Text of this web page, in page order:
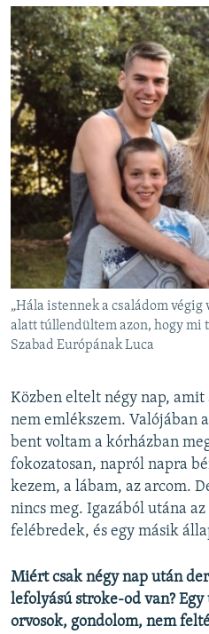
„Hála istennek a családom
alatt túllendültem azon, hogy mi
Szabad Európának Luca
Közben eltelt négy nap,
nem emlékszem. Valójában
bent voltam a kórházban
fokozatosan, napról napra
kezem, a lábam, az arcom.
nincs meg. Igazából utána
felébredek, és egy másik
Miért csak négy nap után
lefolyású stroke-od van?
orvosok, gondolom, nem